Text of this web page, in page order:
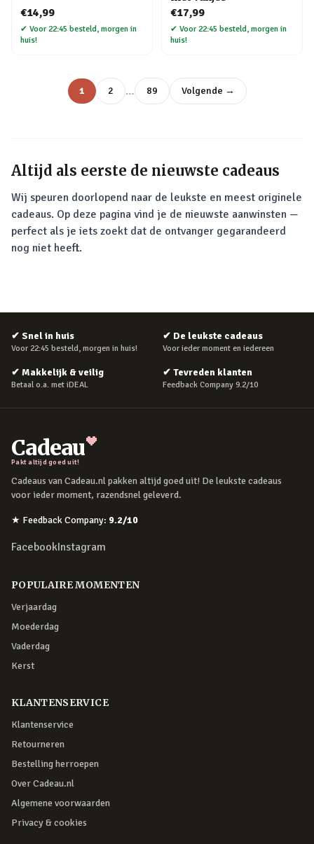
€14,99
✔ Voor 22:45 besteld, morgen in
huis!
€17,99
✔ Voor 22:45 besteld, morgen in
huis!
1 2 … 89 Volgende →
Altijd als eerste de nieuwste cadeaus
Wij speuren doorlopend naar de leukste en meest originele
cadeaus. Op deze pagina vind je de nieuwste aanwinsten —
perfect als je iets zoekt dat de ontvanger gegarandeerd
nog niet heeft.
✔ Snel in huis
Voor 22:45 besteld, morgen in huis!
✔ De leukste cadeaus
Voor ieder moment en iedereen
✔ Makkelijk & veilig
Betaal o.a. met iDEAL
✔ Tevreden klanten
Feedback Company 9.2/10
Cadeau
Pakt altijd goed uit!
Cadeaus van Cadeau.nl pakken altijd goed uit! De leukste cadeaus
voor ieder moment, razendsnel geleverd.
★ Feedback Company: 9.2/10
FacebookInstagram
POPULAIRE MOMENTEN
Verjaardag
Moederdag
Vaderdag
Kerst
KLANTENSERVICE
Klantenservice
Retourneren
Bestelling herroepen
Over Cadeau.nl
Algemene voorwaarden
Privacy & cookies